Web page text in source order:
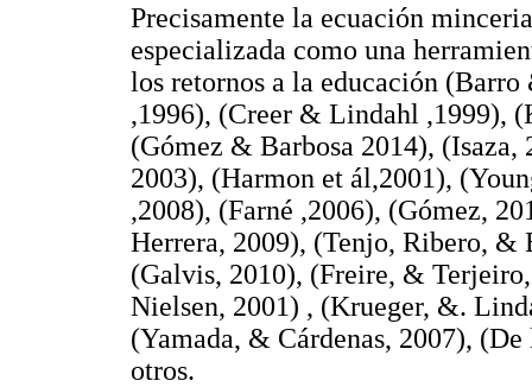
Precisamente la ecuación
especializada como una
los retornos a la educación
,1996), (Creer & Lindahl ,1999),
(Gómez & Barbosa 2014),
2003), (Harmon et ál,2001),
,2008), (Farné ,2006), (Gómez,
Herrera, 2009), (Tenjo, Ribero, &
(Galvis, 2010), (Freire, &
Nielsen, 2001) , (Krueger, &.
(Yamada, & Cárdenas, 2007),
otros.